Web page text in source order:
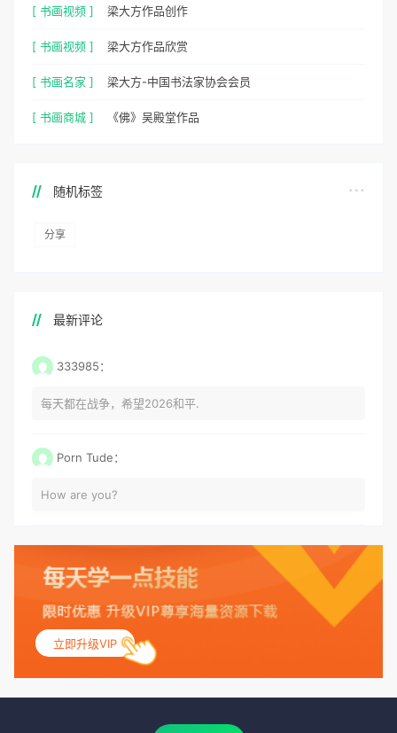
[ 书画视频 ] 梁大方作品创作
[ 书画视频 ] 梁大方作品欣赏
[ 书画名家 ] 梁大方-中国书法家协会会员
[ 书画商城 ] 《佛》吴殿堂作品
随机标签
分享
最新评论
333985：
每天都在战争，希望2026和平.
Porn Tude：
How are you?
立即升级VIP